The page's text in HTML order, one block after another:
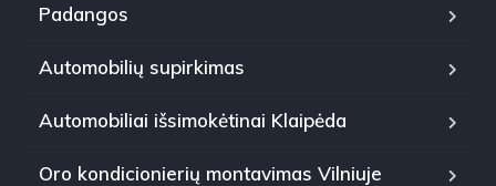
Padangos
Automobilių supirkimas
Automobiliai išsimokėtinai Klaipėda
Oro kondicionierių montavimas Vilniuje